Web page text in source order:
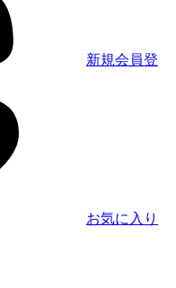
新規会員登
お気に入り